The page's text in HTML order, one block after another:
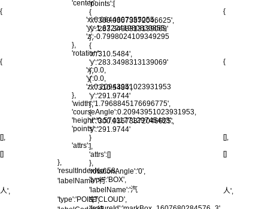
'center':
{
'x':6.0644607955055,
'y':-1.672241980830855,
'z':-0.7998024109349295
},
'rotation':
{
'x':0.0,
'y':0.0,
'z':0.20943951023931953
},
'width':'1.7968845176696775',
'courseAngle':0.20943951023931953,
'height':'0.5741177129745483',
'points':
[],
'attrs':
[]
},
'resultIndexNo':58,
'labelName':'行
人',
'type':'POINTCLOUD',
'points':[
{
'x':'300.03673872046625',
'y':'283.3498313139069'
},
{
'x':'310.5484',
'y':'283.3498313139069'
},
{
'x':'310.5484',
'y':'291.9744'
},
{
'x':'300.03673872046625',
'y':'291.9744'
}
],
'attrs':[]
},
'rotationAngle':'0',
'type':'BOX',
'labelName':'汽
车',
{
{
[],
[]
人',